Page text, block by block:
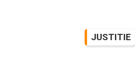
JUSTITIE